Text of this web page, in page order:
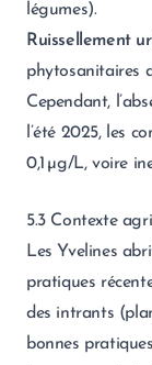
légumes).
Ruissellement
phytosanitaires
Cependant,
l’été 2025, les
0,1 µg/L, voire
5.3 Contexte
Les Yvelines
pratiques
des intrants
bonnes